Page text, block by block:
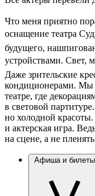
Что меня приятно
оснащение театра
будущего,
устройствами. Свет,
Даже зрительские
кондиционерами. Мы
театре, где
в световой
но холодной
и актерская игра.
на сцене, а не
Афиша и билеты